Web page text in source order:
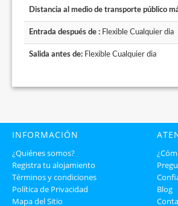
Distancia al medio de transporte público
Entrada después de : Flexible Cualquier dia
Salida antes de: Flexible Cualquier dia
INFORMACIÓN
¿Quiénes somos?
Registra tu alojamiento
Términos y condiciones
Política de Privacidad
Mapa del Sitio
Blog